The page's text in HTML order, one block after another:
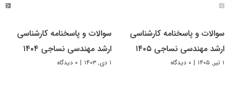
سوالات و پاسخنامه کارشناسی
ارشد مهندسی نساجی ۱۴۰۵
۱ تیر, ۱۴۰۵ | ۰ دیدگاه
سوالات و پاسخنامه کارشناسی
ارشد مهندسی نساجی ۱۴۰۴
۱ دی, ۱۴۰۳ | ۰ دیدگاه